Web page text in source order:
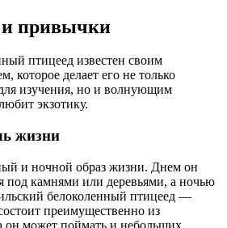
и привычки
птицеед известен своим
которое делает его не только
изучения, но и волнующим
экзотику.
жизни
и ночной образ жизни. Днем он
под камнями или деревьями, а ночью
белоколенный птицеед —
преимущественно из
он может поймать и небольших